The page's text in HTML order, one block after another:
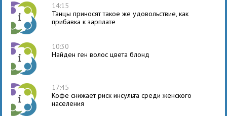
14:15
Танцы приносят такое же удовольствие, как
прибавка к зарплате
10:30
Найден ген волос цвета блонд
17:45
Кофе снижает риск инсульта среди женского
населения